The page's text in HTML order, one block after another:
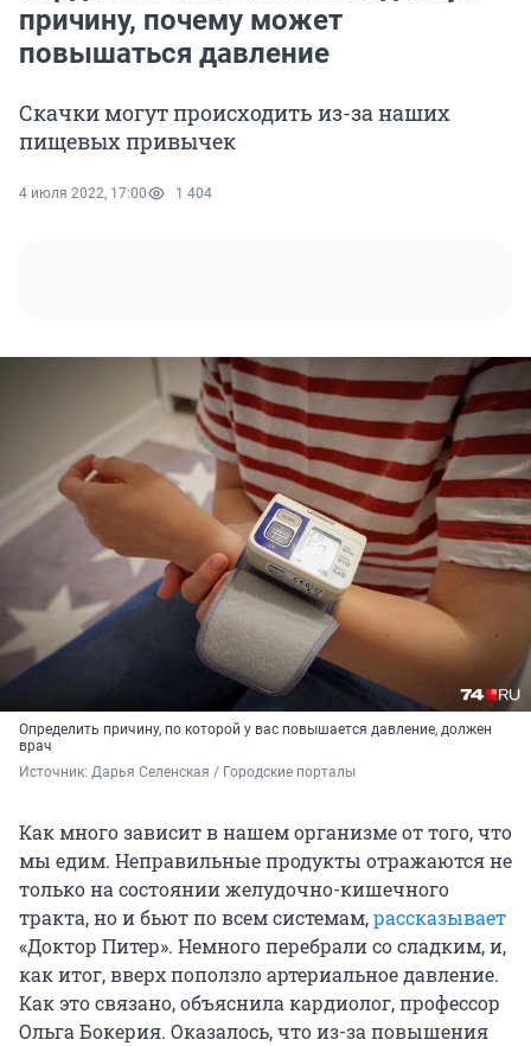
причину, почему может
повышаться давление
Скачки могут происходить из-за наших
пищевых привычек
4 июля 2022, 17:00 1 404
Определить причину, по которой у вас повышается давление, должен
врач
Источник: Дарья Селенская / Городские порталы
Как много зависит в нашем организме от того, что
мы едим. Неправильные продукты отражаются не
только на состоянии желудочно-кишечного
тракта, но и бьют по всем системам,рассказывает
«Доктор Питер». Немного перебрали со сладким, и,
как итог, вверх поползло артериальное давление.
Как это связано, объяснила кардиолог, профессор
Ольга Бокерия. Оказалось, что из-за повышения